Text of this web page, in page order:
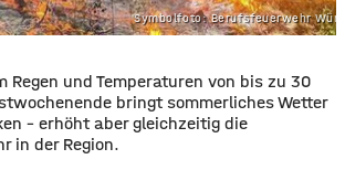
Symbolfoto: Berufsfeuerwehr
Regen und Temperaturen von bis zu 30
bringt sommerliches Wetter
– erhöht aber gleichzeitig die
in der Region.